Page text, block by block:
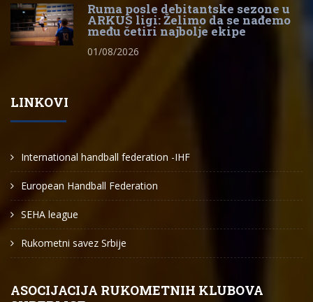
Ruma posle debitantske sezone u
ARKUS ligi: Želimo da se nađemo
među četiri najbolje ekipe
01/08/2026
LINKOVI
International handball federation -IHF
European Handball Federation
SEHA league
Rukometni savez Srbije
ASOCIJACIJA RUKOMETNIH KLUBOVA